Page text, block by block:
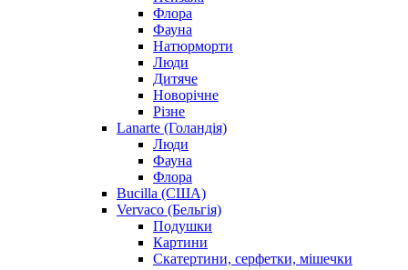
Флора
Фауна
Натюрморти
Люди
Дитяче
Новорічне
Різне
Lanarte (Голандія)
Люди
Фауна
Флора
Bucilla (США)
Vervaco (Бельгія)
Подушки
Картини
Скатертини, серфетки, мішечки